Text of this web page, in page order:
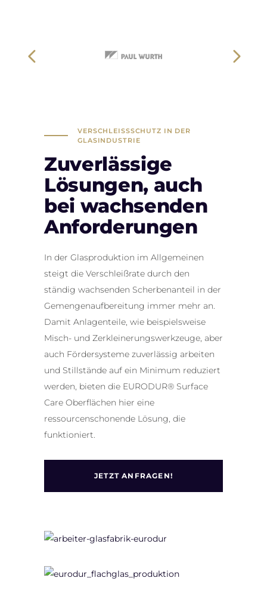
VERSCHLEISSSCHUTZ IN DER G
LASINDUSTRIE
Zuverlässige
Lösungen, auch
bei wachsenden
Anforderungen
In der Glasproduktion im Allgemeinen
steigt die Verschleißrate durch den
ständig wachsenden Scherbenanteil in der
Gemengenaufbereitung immer mehr an.
Damit Anlagenteile, wie beispielsweise
Misch- und Zerkleinerungswerkzeuge, aber
auch Fördersysteme zuverlässig arbeiten
und Stillstände auf ein Minimum reduziert
werden, bieten die EURODUR® Surface
Care Oberflächen hier eine
ressourcenschonende Lösung, die
funktioniert.
JETZT ANFRAGEN!